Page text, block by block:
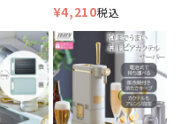
¥4,210税込